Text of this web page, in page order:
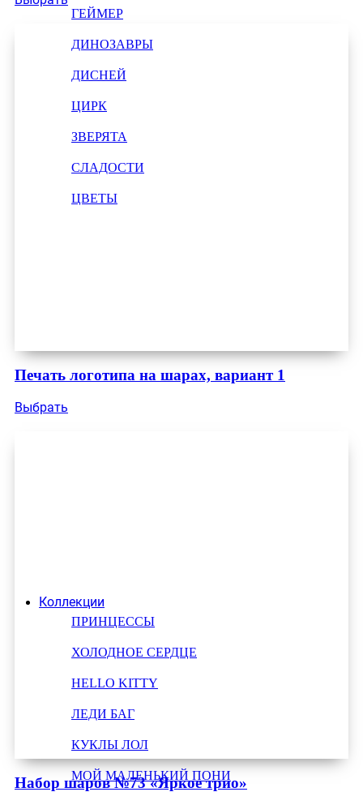
ГЕЙМЕР
ДИНОЗАВРЫ
ДИСНЕЙ
ЦИРК
ЗВЕРЯТА
СЛАДОСТИ
ЦВЕТЫ
Коллекции
ПРИНЦЕССЫ
ХОЛОДНОЕ СЕРДЦЕ
HELLO KITTY
ЛЕДИ БАГ
КУКЛЫ ЛОЛ
МОЙ МАЛЕНЬКИЙ ПОНИ
Печать логотипа на шарах, вариант 1
Выбрать
Набор шаров №73 «Яркое трио»